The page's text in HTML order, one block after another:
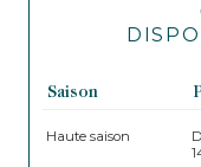
Saison
Haute saison